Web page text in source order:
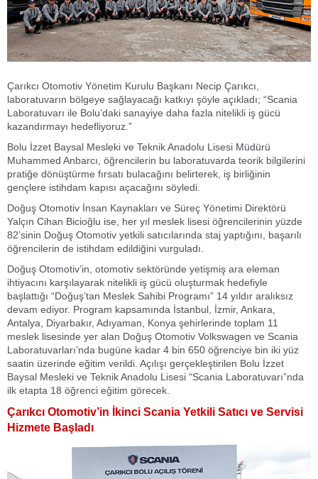
Çarıkcı Otomotiv Yönetim Kurulu Başkanı Necip Çarıkcı,
laboratuvarın bölgeye sağlayacağı katkıyı şöyle açıkladı; “Scania
Laboratuvarı ile Bolu’daki sanayiye daha fazla nitelikli iş gücü
kazandırmayı hedefliyoruz.”
Bolu İzzet Baysal Mesleki ve Teknik Anadolu Lisesi Müdürü
Muhammed Anbarcı, öğrencilerin bu laboratuvarda teorik bilgilerini
pratiğe dönüştürme fırsatı bulacağını belirterek, iş birliğinin
gençlere istihdam kapısı açacağını söyledi.
Doğuş Otomotiv İnsan Kaynakları ve Süreç Yönetimi Direktörü
Yalçın Cihan Bicioğlu ise, her yıl meslek lisesi öğrencilerinin yüzde
82’sinin Doğuş Otomotiv yetkili satıcılarında staj yaptığını, başarılı
öğrencilerin de istihdam edildiğini vurguladı.
Doğuş Otomotiv’in, otomotiv sektöründe yetişmiş ara eleman
ihtiyacını karşılayarak nitelikli iş gücü oluşturmak hedefiyle
başlattığı “Doğuş’tan Meslek Sahibi Programı” 14 yıldır aralıksız
devam ediyor. Program kapsamında İstanbul, İzmir, Ankara,
Antalya, Diyarbakır, Adıyaman, Konya şehirlerinde toplam 11
meslek lisesinde yer alan Doğuş Otomotiv Volkswagen ve Scania
Laboratuvarları’nda bugüne kadar 4 bin 650 öğrenciye bin iki yüz
saatin üzerinde eğitim verildi. Açılışı gerçekleştirilen Bolu İzzet
Baysal Mesleki ve Teknik Anadolu Lisesi “Scania Laboratuvarı”nda
ilk etapta 18 öğrenci eğitim görecek.
Çarıkcı Otomotiv’in İkinci Scania Yetkili Satıcı ve Servisi
Hizmete Başladı